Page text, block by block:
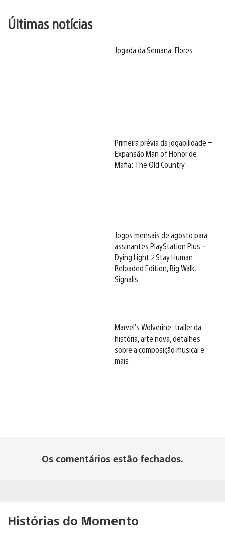
Últimas notícias
Jogada da Semana: Flores
Primeira prévia da jogabilidade –
Expansão Man of Honor de
Mafia: The Old Country
Jogos mensais de agosto para
assinantes PlayStation Plus –
Dying Light 2 Stay Human:
Reloaded Edition, Big Walk,
Signalis
Marvel’s Wolverine: trailer da
história, arte nova, detalhes
sobre a composição musical e
mais
Os comentários estão fechados.
Histórias do Momento